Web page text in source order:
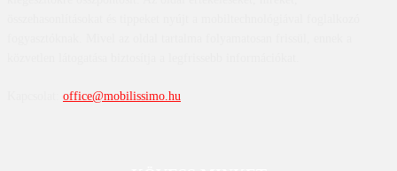
office@mobilissimo.hu